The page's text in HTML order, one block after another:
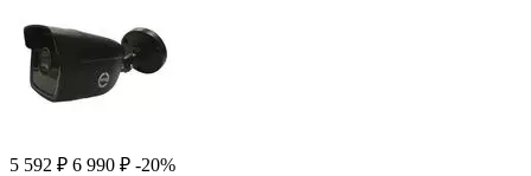
5 592 ₽ 6 990 ₽ -20%